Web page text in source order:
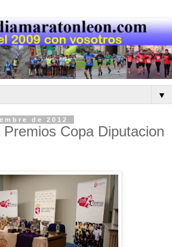
▼
de 2012
Copa Diputacion